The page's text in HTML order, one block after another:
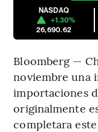
NASDAQ
+1.30%
26,690.62
Bloomberg —
noviembre una
importaciones
originalmente
completara este